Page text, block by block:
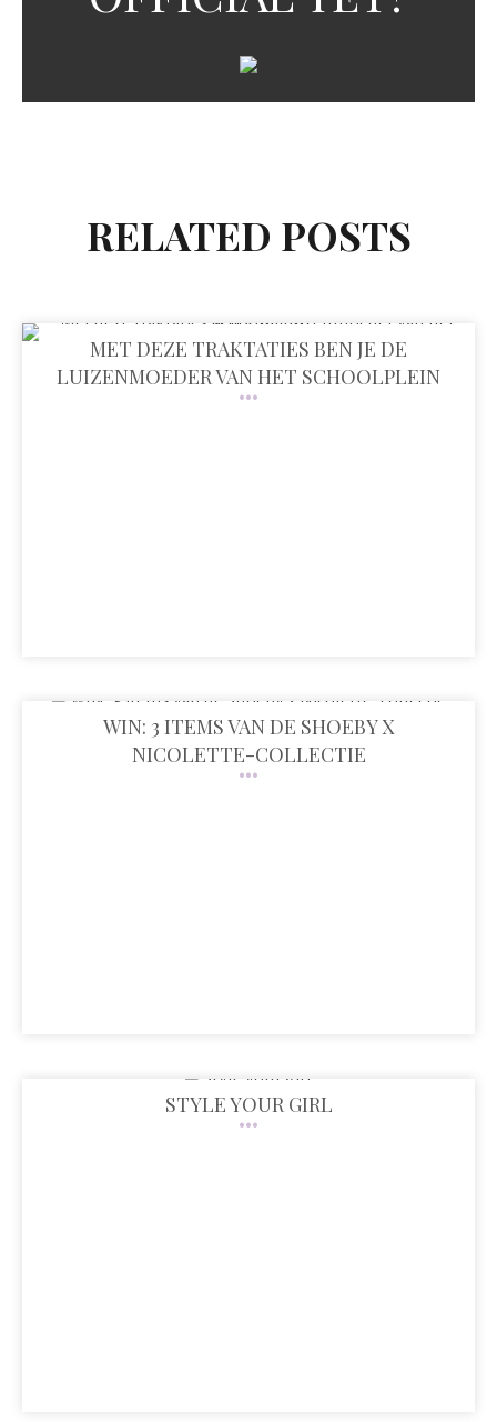
RELATED POSTS
MET DEZE TRAKTATIES BEN JE DE
LUIZENMOEDER VAN HET SCHOOLPLEIN
WIN: 3 ITEMS VAN DE SHOEBY X
NICOLETTE-COLLECTIE
STYLE YOUR GIRL